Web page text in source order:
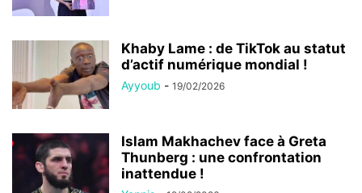
Khaby Lame : de TikTok au statut
d’actif numérique mondial !
Ayyoub - 19/02/2026
Islam Makhachev face à Greta
Thunberg : une confrontation
inattendue !